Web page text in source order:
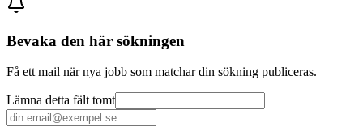
Bevaka den här sökningen
Få ett mail när nya jobb som matchar din sökning publiceras.
Lämna detta fält tomt